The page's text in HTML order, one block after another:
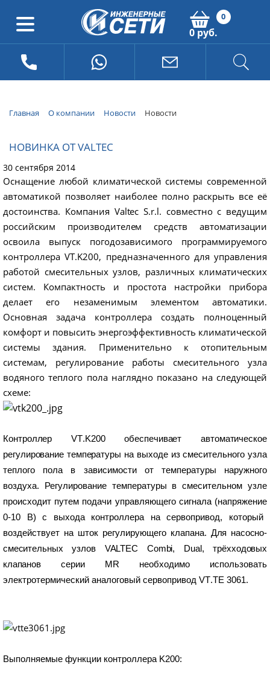
0
0 руб.
Главная О компании Новости Новости
НОВИНКА ОТ VALTEC
30 сентября 2014
Оснащение любой климатической системы современной
автоматикой позволяет наиболее полно раскрыть всееё
достоинства. Компания Valtec S.r.l. совместно с ведущим
российским
производителем средств
автоматизации
освоила
выпуск погодозависимого
программируемого
контроллера VT.K200, предназначенного для управления
работой смесительных узлов, различных климатических
систем. Компактность и простота настройки
прибора
делает
его незаменимым элементом автоматики.
Основная
задача контроллера создать
полноценный
комфорт и повысить энергоэффективность климатической
системы
здания. Применительно к
отопительным
системам, регулирование работы смесительного
узла
водяного теплого пола наглядно показано на следующей
схеме:
Контроллер VT.K200обеспечивает
автоматическое
регулирование температуры на выходе из смесительного узла
теплого
пола в зависимости от температуры
наружного
воздуха. Регулирование температуры в смесительном узле
происходит путем подачи управляющего сигнала(напряжение
0-10
В) с выхода контроллера на сервопривод, который
воздействует на шток регули­рующего клапана. Для насосно-
смесительных
узлов VALTEC Combi, Dual ,трёхходовых
клапанов серии MR необходимо
использовать
электротермический аналоговый серво­привод VT.TE 3061.
Выполняемые функции контроллера K200: